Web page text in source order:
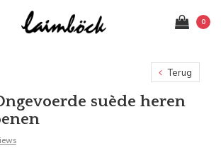
0
Terug
suède heren